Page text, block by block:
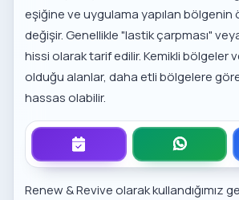
eşiğine ve uygulama yapılan bölgenin
değişir. Genellikle "lastik çarpması" veya
hissi olarak tarif edilir. Kemikli bölgeler
olduğu alanlar, daha etli bölgelere
hassas olabilir.
Renew & Revive olarak kullandığımız